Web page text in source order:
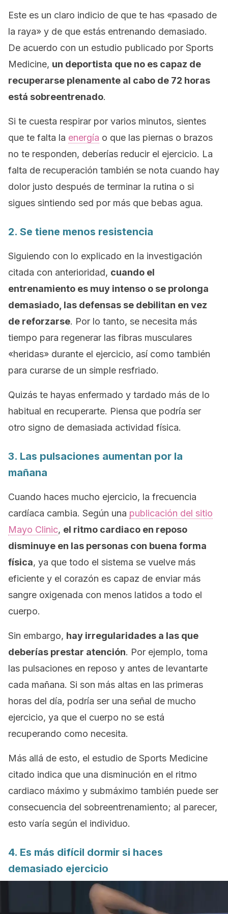
Este es un claro indicio de que te has «pasado de
la raya» y de que estás entrenando demasiado.
De acuerdo con un estudio publicado por Sports
Medicine, un deportista que no es capaz de
recuperarse plenamente al cabo de 72 horas
está sobreentrenado.
Si te cuesta respirar por varios minutos, sientes
que te falta la energía o que las piernas o brazos
no te responden, deberías reducir el ejercicio. La
falta de recuperación también se nota cuando hay
dolor justo después de terminar la rutina o si
sigues sintiendo sed por más que bebas agua.
2. Se tiene menos resistencia
Siguiendo con lo explicado en la investigación
citada con anterioridad, cuando el
entrenamiento es muy intenso o se prolonga
demasiado, las defensas se debilitan en vez
de reforzarse. Por lo tanto, se necesita más
tiempo para regenerar las fibras musculares
«heridas» durante el ejercicio, así como también
para curarse de un simple resfriado.
Quizás te hayas enfermado y tardado más de lo
habitual en recuperarte. Piensa que podría ser
otro signo de demasiada actividad física.
3. Las pulsaciones aumentan por la
mañana
Cuando haces mucho ejercicio, la frecuencia
cardíaca cambia. Según una publicación del sitio
Mayo Clinic, el ritmo cardiaco en reposo
disminuye en las personas con buena forma
física, ya que todo el sistema se vuelve más
eficiente y el corazón es capaz de enviar más
sangre oxigenada con menos latidos a todo el
cuerpo.
Sin embargo, hay irregularidades a las que
deberías prestar atención. Por ejemplo, toma
las pulsaciones en reposo y antes de levantarte
cada mañana. Si son más altas en las primeras
horas del día, podría ser una señal de mucho
ejercicio, ya que el cuerpo no se está
recuperando como necesita.
Más allá de esto, el estudio de Sports Medicine
citado indica que una disminución en el ritmo
cardiaco máximo y submáximo también puede ser
consecuencia del sobreentrenamiento; al parecer,
esto varía según el individuo.
4. Es más difícil dormir si haces
demasiado ejercicio